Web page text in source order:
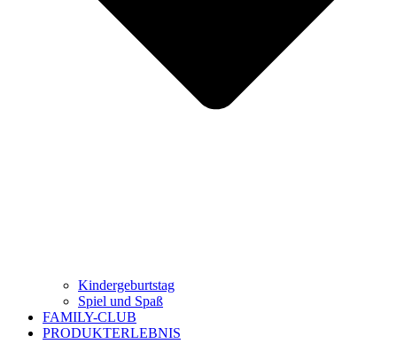
Kindergeburtstag
Spiel und Spaß
FAMILY-CLUB
PRODUKTERLEBNIS